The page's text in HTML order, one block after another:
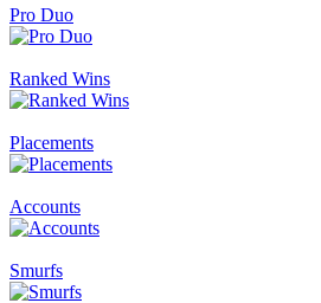
Pro Duo
Ranked Wins
Placements
Accounts
Smurfs